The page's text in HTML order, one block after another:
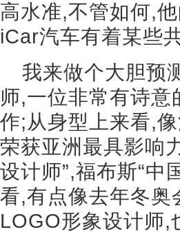
高水准,不管如何,
iCar汽车有着某些
我来做个大胆预
师,一位非常有诗
作;从身型上来看,
荣获亚洲最具影响
设计师”,福布斯“中
看,有点像去年冬奥
LOGO形象设计师,